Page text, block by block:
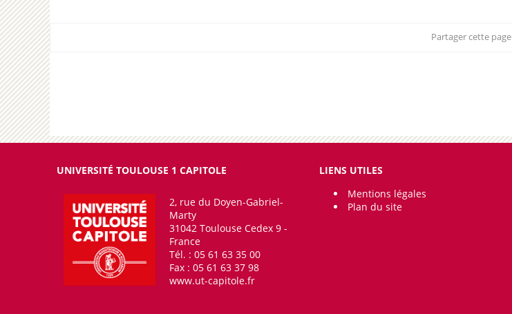
Partager cette page
UNIVERSITÉ TOULOUSE 1 CAPITOLE
2, rue du Doyen-Gabriel-
Marty
31042 Toulouse Cedex 9 -
France
Tél. : 05 61 63 35 00
Fax : 05 61 63 37 98
www.ut-capitole.fr
LIENS UTILES
Mentions légales
Plan du site